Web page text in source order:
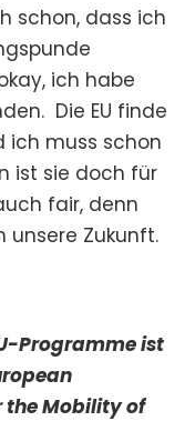
schon, dass ich
ich habe
Die EU finde
ich muss schon
ist sie doch für
fair, denn
unsere Zukunft.
Programme ist
the Mobility of